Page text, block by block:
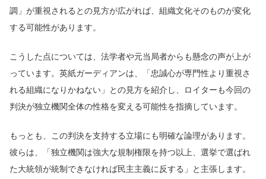
調」が重視されるとの見方が広がれば、組織文化そのものが変化
する可能性があります。
こうした点については、法学者や元当局者からも懸念の声が上が
っています。英紙ガーディアンは、「忠誠心が専門性より重視さ
れる組織になりかねない」との見方を紹介し、ロイターも今回の
判決が独立機関全体の性格を変える可能性を指摘しています。
もっとも、この判決を支持する立場にも明確な論理があります。
彼らは、「独立機関は強大な規制権限を持つ以上、選挙で選ばれ
た大統領が統制できなければ民主主義に反する」と主張します。